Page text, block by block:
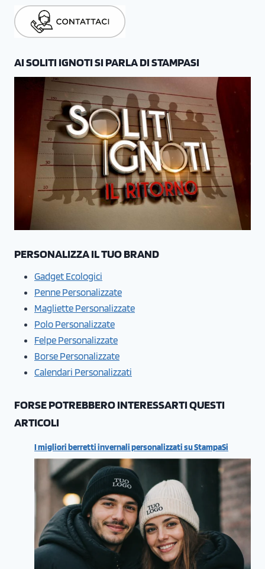
AI SOLITI IGNOTI SI PARLA DI STAMPASI
PERSONALIZZA IL TUO BRAND
Gadget Ecologici
Penne Personalizzate
Magliette Personalizzate
Polo Personalizzate
Felpe Personalizzate
Borse Personalizzate
Calendari Personalizzati
FORSE POTREBBERO INTERESSARTI QUESTI
ARTICOLI
I migliori berretti invernali personalizzati su StampaSi